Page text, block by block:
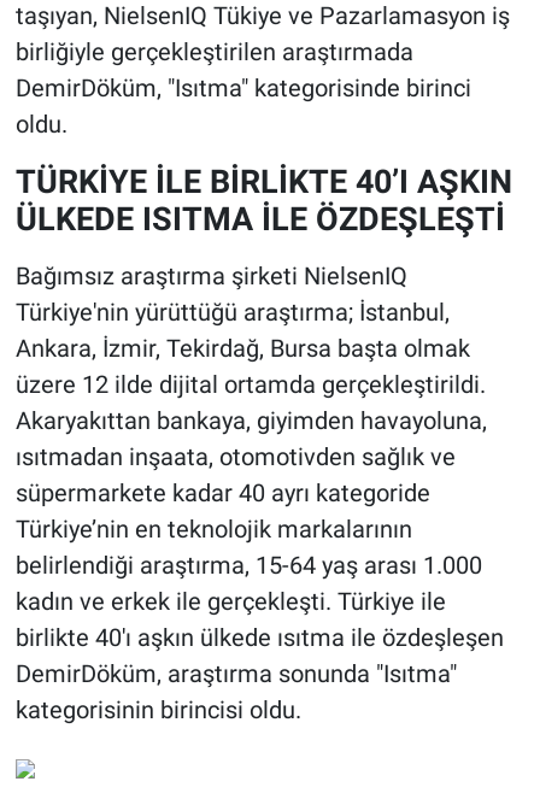
taşıyan, NielsenIQ Tükiye ve Pazarlamasyon iş
birliğiyle gerçekleştirilen araştırmada
DemirDöküm, "Isıtma" kategorisinde birinci
oldu.
TÜRKİYE İLE BİRLİKTE 40’I AŞKIN
ÜLKEDE ISITMA İLE ÖZDEŞLEŞTİ
Bağımsız araştırma şirketi NielsenIQ
Türkiye'nin yürüttüğü araştırma; İstanbul,
Ankara, İzmir, Tekirdağ, Bursa başta olmak
üzere 12 ilde dijital ortamda gerçekleştirildi.
Akaryakıttan bankaya, giyimden havayoluna,
ısıtmadan inşaata, otomotivden sağlık ve
süpermarkete kadar 40 ayrı kategoride
Türkiye’nin en teknolojik markalarının
belirlendiği araştırma, 15-64 yaş arası 1.000
kadın ve erkek ile gerçekleşti. Türkiye ile
birlikte 40'ı aşkın ülkede ısıtma ile özdeşleşen
DemirDöküm, araştırma sonunda "Isıtma"
kategorisinin birincisi oldu.